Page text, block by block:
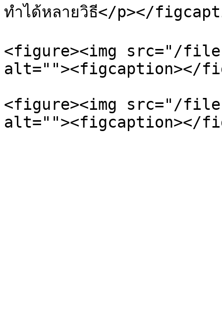
ทำได้หลายวิธี</p></
<figure><img src="/
alt=""><figcaption></
<figure><img src="/files/